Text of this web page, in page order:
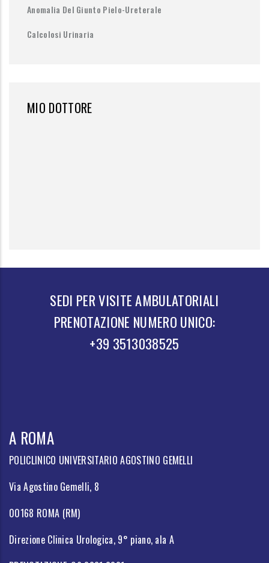
Anomalia Del Giunto Pielo-Ureterale
Calcolosi Urinaria
MIO DOTTORE
SEDI PER VISITE AMBULATORIALI
PRENOTAZIONE NUMERO UNICO:
+39 3513038525
A ROMA
POLICLINICO UNIVERSITARIO AGOSTINO GEMELLI
Via Agostino Gemelli, 8
00168 ROMA (RM)
Direzione Clinica Urologica, 9° piano, ala A